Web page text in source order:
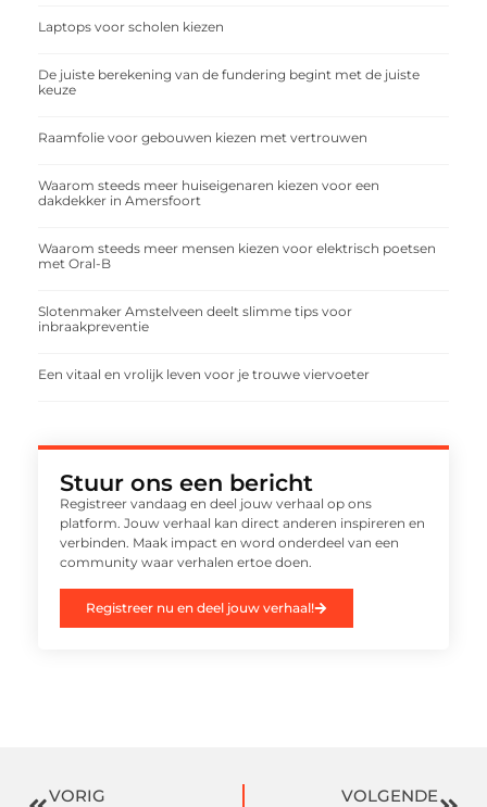
Laptops voor scholen kiezen
De juiste berekening van de fundering begint met de juiste
keuze
Raamfolie voor gebouwen kiezen met vertrouwen
Waarom steeds meer huiseigenaren kiezen voor een
dakdekker in Amersfoort
Waarom steeds meer mensen kiezen voor elektrisch poetsen
met Oral-B
Slotenmaker Amstelveen deelt slimme tips voor
inbraakpreventie
Een vitaal en vrolijk leven voor je trouwe viervoeter
Stuur ons een bericht
Registreer vandaag en deel jouw verhaal op ons
platform. Jouw verhaal kan direct anderen inspireren en
verbinden. Maak impact en word onderdeel van een
community waar verhalen ertoe doen.
Registreer nu en deel jouw verhaal!
VORIG VOLGENDE